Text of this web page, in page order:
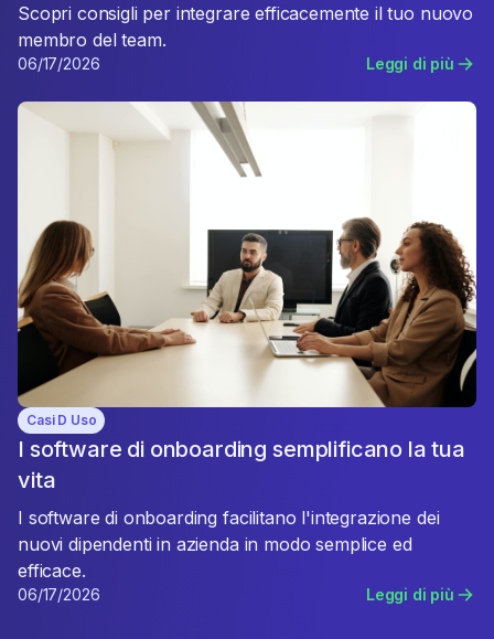
Scopri consigli per integrare efficacemente il tuo nuovo
membro del team.
06/17/2026 Leggi di più
Casi D Uso
I software di onboarding semplificano la tua
vita
I software di onboarding facilitano l'integrazione dei
nuovi dipendenti in azienda in modo semplice ed
efficace.
06/17/2026 Leggi di più